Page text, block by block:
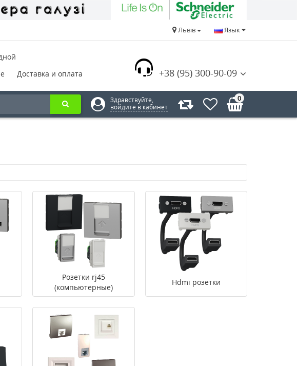
Язык
Львів
+38 (95) 300-90-09
Доставка и оплата
Здравствуйте,
войдите в кабинет
0
Розетки rj45
(компьютерные)
Hdmi розетки